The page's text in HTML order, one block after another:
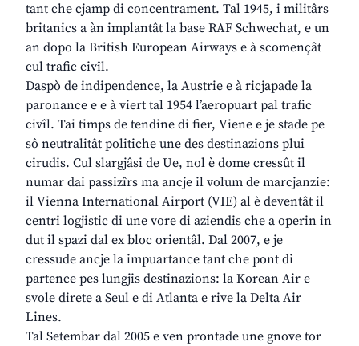
tant che cjamp di concentrament. Tal 1945, i militârs
britanics a àn implantât la base RAF Schwechat, e un
an dopo la British European Airways e à scomençât
cul trafic civîl.
Daspò de indipendence, la Austrie e à ricjapade la
paronance e e à viert tal 1954 l’aeropuart pal trafic
civîl. Tai timps de tendine di fier, Viene e je stade pe
sô neutralitât politiche une des destinazions plui
cirudis. Cul slargjâsi de Ue, nol è dome cressût il
numar dai passizîrs ma ancje il volum de marcjanzie:
il Vienna International Airport (VIE) al è deventât il
centri logjistic di une vore di aziendis che a operin in
dut il spazi dal ex bloc orientâl. Dal 2007, e je
cressude ancje la impuartance tant che pont di
partence pes lungjis destinazions: la Korean Air e
svole direte a Seul e di Atlanta e rive la Delta Air
Lines.
Tal Setembar dal 2005 e ven prontade une gnove tor